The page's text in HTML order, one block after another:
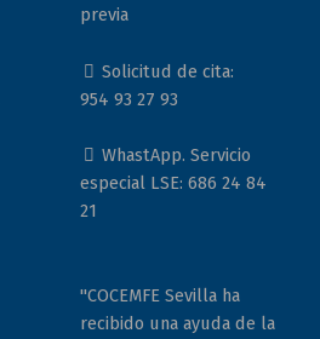
previa
Solicitud de cita:
954 93 27 93
WhastApp. Servicio
especial LSE: 686 24 84
21
"COCEMFE Sevilla ha
recibido una ayuda de la